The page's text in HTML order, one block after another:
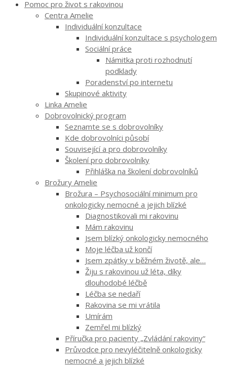
Pomoc pro život s rakovinou
Centra Amelie
Individuální konzultace
Individuální konzultace s psychologem
Sociální práce
Námitka proti rozhodnutí
podklady
Poradenství po internetu
Skupinové aktivity
Linka Amelie
Dobrovolnický program
Seznamte se s dobrovolníky
Kde dobrovolníci působí
Související a pro dobrovolníky
Školení pro dobrovolníky
Přihláška na školení dobrovolníků
Brožury Amelie
Brožura – Psychosociální minimum pro
onkologicky nemocné a jejich blízké
Diagnostikovali mi rakovinu
Mám rakovinu
Jsem blízký onkologicky nemocného
Moje léčba už končí
Jsem zpátky v běžném životě, ale…
Žiju s rakovinou už léta, díky
dlouhodobé léčbě
Léčba se nedaří
Rakovina se mi vrátila
Umírám
Zemřel mi blízký
Příručka pro pacienty „Zvládání rakoviny“
Průvodce pro nevyléčitelně onkologicky
nemocné a jejich blízké